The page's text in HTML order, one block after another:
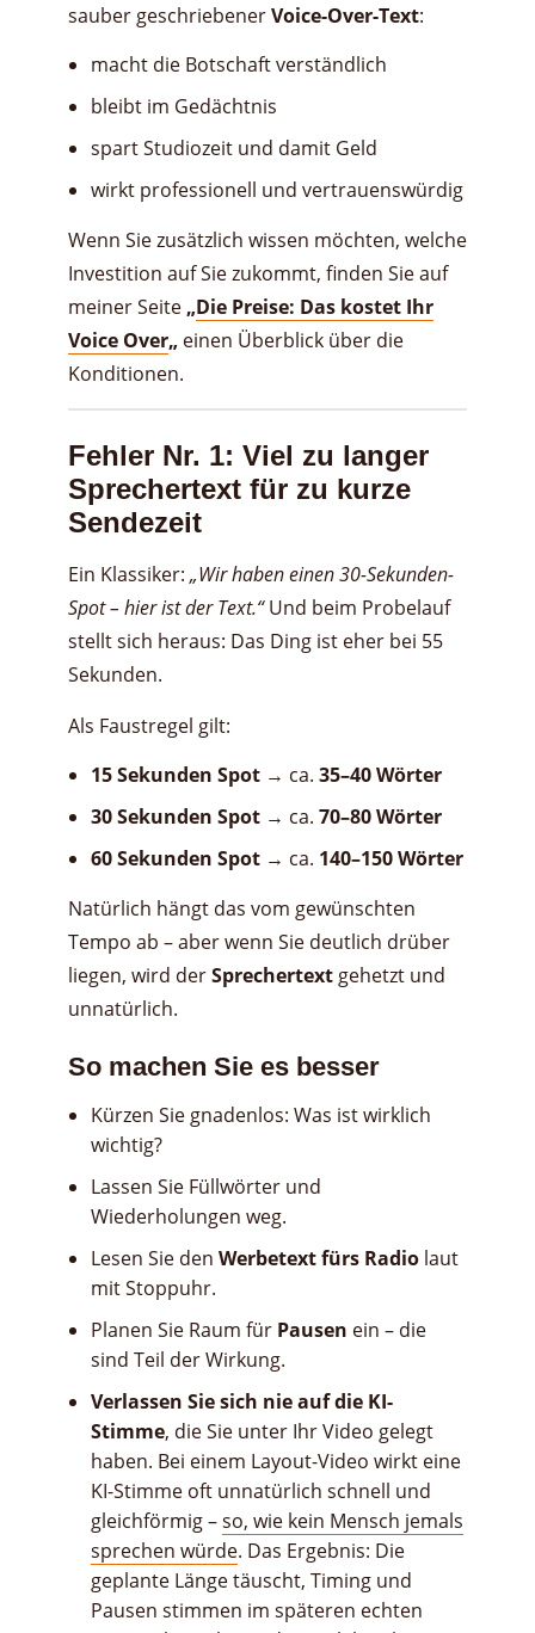
sauber geschriebenerVoice-Over-Text:
macht die Botschaft verständlich
bleibt im Gedächtnis
spart Studiozeit und damit Geld
wirkt professionell und vertrauenswürdig
Wenn Sie zusätzlich wissen möchten, welche
Investition auf Sie zukommt, finden Sie auf
meiner Seite „Die Preise: Das kostet Ihr
Voice Over„ einen Überblick über die
Konditionen.
Fehler Nr. 1: Viel zu langer
Sprechertext für zu kurze
Sendezeit
Ein Klassiker: „Wir haben einen 30-Sekunden-
Spot – hier ist der Text.“Und beim Probelauf
stellt sich heraus: Das Ding ist eher bei 55
Sekunden.
Als Faustregel gilt:
15 Sekunden Spot → ca. 35–40 Wörter
30 Sekunden Spot → ca. 70–80 Wörter
60 Sekunden Spot → ca. 140–150 Wörter
Natürlich hängt das vom gewünschten
Tempo ab – aber wenn Sie deutlich drüber
liegen, wird derSprechertext gehetzt und
unnatürlich.
So machen Sie es besser
Kürzen Sie gnadenlos: Was ist wirklich
wichtig?
Lassen Sie Füllwörter und
Wiederholungen weg.
Lesen Sie den Werbetext fürs Radio laut
mit Stoppuhr.
Planen Sie Raum für Pausen ein – die
sind Teil der Wirkung.
Verlassen Sie sich nie auf die KI-
Stimme, die Sie unter Ihr Video gelegt
haben. Bei einem Layout-Video wirkt eine
KI-Stimme oft unnatürlich schnell und
gleichförmig –so, wie kein Mensch jemals
sprechen würde. Das Ergebnis: Die
geplante Länge täuscht, Timing und
Pausen stimmen im späteren echten